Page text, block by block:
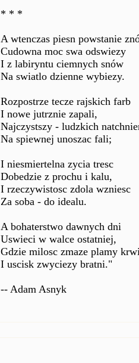
* * *
A wtenczas piesn powstanie
Cudowna moc swa odswiezy
I z labiryntu ciemnych snów
Na swiatlo dzienne wybiezy.
Rozpostrze tecze rajskich farb
I nowe jutrznie zapali,
Najczystszy - ludzkich
Na spiewnej unoszac fali;
I niesmiertelna zycia tresc
Dobedzie z prochu i kalu,
I rzeczywistosc zdola wzniesc
Za soba - do idealu.
A bohaterstwo dawnych dni
Uswieci w walce ostatniej,
Gdzie milosc zmaze plamy
I uscisk zwyciezy bratni."
-- Adam Asnyk